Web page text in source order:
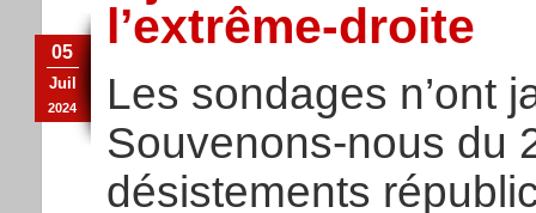
l’extrême-droite
05
Juil
2024
Les sondages n’ont
Souvenons-nous du
désistements